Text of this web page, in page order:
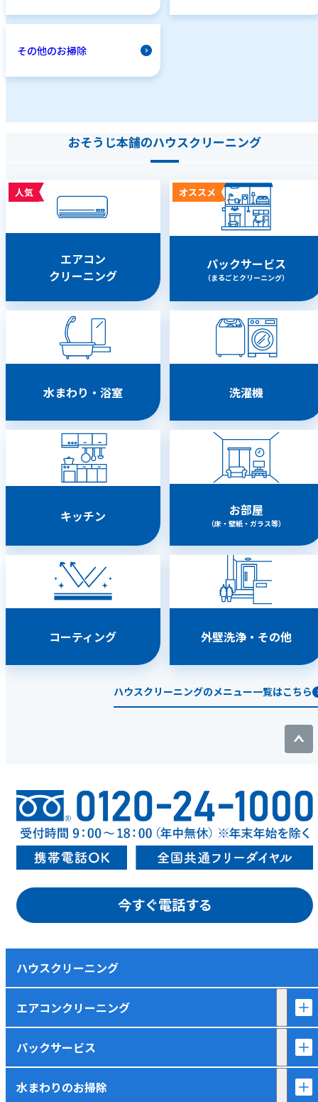
その他のお掃除
おそうじ本舗のハウスクリーニング
人気
エアコン
クリーニング
オススメ
パックサービス
（まるごとクリーニング）
水まわり・浴室 洗濯機
キッチン お部屋
（床・壁紙・ガラス等）
コーティング 外壁洗浄・その他
ハウスクリーニングのメニュー一覧はこちら
今すぐ電話する
ハウスクリーニング
エアコンクリーニング
パックサービス
水まわりのお掃除